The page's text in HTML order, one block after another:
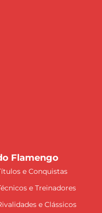
Flamengo
e Conquistas
e Treinadores
e Clássicos